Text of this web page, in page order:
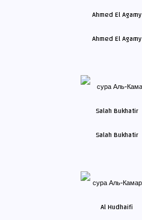
Ahmed El Agamy
Salah Bukhatir